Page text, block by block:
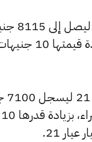
جنيهًا
21.